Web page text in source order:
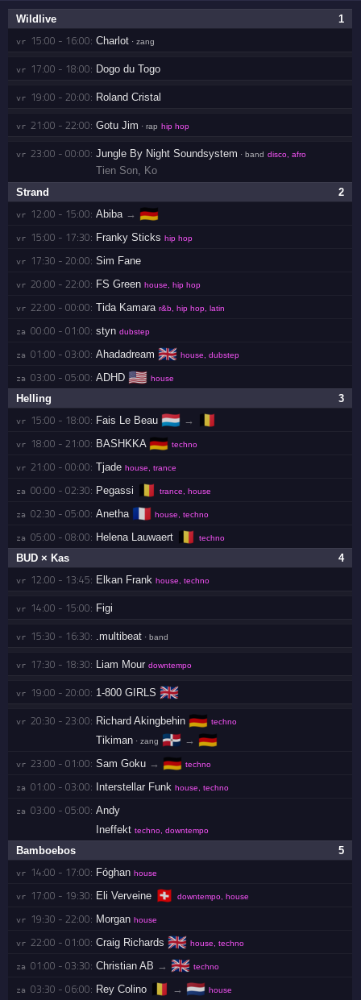
1
Wildlive
vr 15:00 - 16:00: Charlot · zang
vr 17:00 - 18:00: Dogo du Togo
vr 19:00 - 20:00: Roland Cristal
vr 21:00 - 22:00: Gotu Jim · rap hip hop
vr 23:00 - 00:00: Jungle By Night Soundsystem · band disco, afro
Tien Son, Ko
2
Strand
vr 12:00 - 15:00: Abiba → 🇩🇪
vr 15:00 - 17:30: Franky Sticks hip hop
vr 17:30 - 20:00: Sim Fane
vr 20:00 - 22:00: FS Green house, hip hop
vr 22:00 - 00:00: Tida Kamara r&b, hip hop, latin
za 00:00 - 01:00: styn dubstep
za 01:00 - 03:00: Ahadadream 🇬🇧 house, dubstep
za 03:00 - 05:00: ADHD 🇺🇸 house
3
Helling
vr 15:00 - 18:00: Fais Le Beau 🇱🇺 → 🇧🇪
vr 18:00 - 21:00: BASHKKA 🇩🇪 techno
vr 21:00 - 00:00: Tjade house, trance
za 00:00 - 02:30: Pegassi 🇧🇪 trance, house
za 02:30 - 05:00: Anetha 🇫🇷 house, techno
za 05:00 - 08:00: Helena Lauwaert 🇧🇪 techno
4
BUD × Kas
vr 12:00 - 13:45: Elkan Frank house, techno
vr 14:00 - 15:00: Figi
vr 15:30 - 16:30: .multibeat · band
vr 17:30 - 18:30: Liam Mour downtempo
vr 19:00 - 20:00: 1-800 GIRLS 🇬🇧
vr 20:30 - 23:00: Richard Akingbehin 🇩🇪 techno
Tikiman · zang 🇩🇴 → 🇩🇪
vr 23:00 - 01:00: Sam Goku → 🇩🇪 techno
za 01:00 - 03:00: Interstellar Funk house, techno
za 03:00 - 05:00: Andy
Ineffekt techno, downtempo
5
Bamboebos
vr 14:00 - 17:00: Fóghan house
vr 17:00 - 19:30: Eli Verveine 🇨🇭 downtempo, house
vr 19:30 - 22:00: Morgan house
vr 22:00 - 01:00: Craig Richards 🇬🇧 house, techno
za 01:00 - 03:30: Christian AB → 🇬🇧 techno
za 03:30 - 06:00: Rey Colino 🇧🇪 → 🇳🇱 house